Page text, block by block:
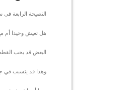
النصيحة الرابعة في
هل تعيش وحيدا أم
البعض قد يحب القطط
وهذا قد يتسبب في